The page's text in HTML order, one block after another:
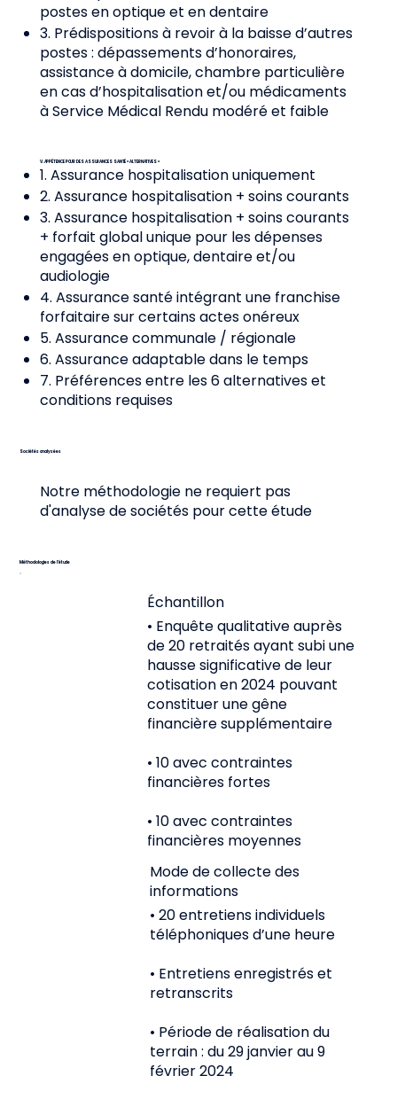
postes en optique et en dentaire
3. Prédispositions à revoir à la baisse d’autres
postes : dépassements d’honoraires,
assistance à domicile, chambre particulière
en cas d’hospitalisation et/ou médicaments
à Service Médical Rendu modéré et faible
V. APPÉTENCE POUR DES ASSURANCES SANTÉ « ALTERNATIVES »
1. Assurance hospitalisation uniquement
2. Assurance hospitalisation + soins courants
3. Assurance hospitalisation + soins courants
+ forfait global unique pour les dépenses
engagées en optique, dentaire et/ou
audiologie
4. Assurance santé intégrant une franchise
forfaitaire sur certains actes onéreux
5. Assurance communale / régionale
6. Assurance adaptable dans le temps
7. Préférences entre les 6 alternatives et
conditions requises
Sociétés analysées
Méthodologies de l’étude
Notre méthodologie ne requiert pas
d'analyse de sociétés pour cette étude
Échantillon
• Enquête qualitative auprès
de 20 retraités ayant subi une
hausse significative de leur
cotisation en 2024 pouvant
constituer une gêne
financière supplémentaire
• 10 avec contraintes
financières fortes
• 10 avec contraintes
financières moyennes
Mode de collecte des
informations
• 20 entretiens individuels
téléphoniques d’une heure
• Entretiens enregistrés et
retranscrits
• Période de réalisation du
terrain : du 29 janvier au 9
février 2024